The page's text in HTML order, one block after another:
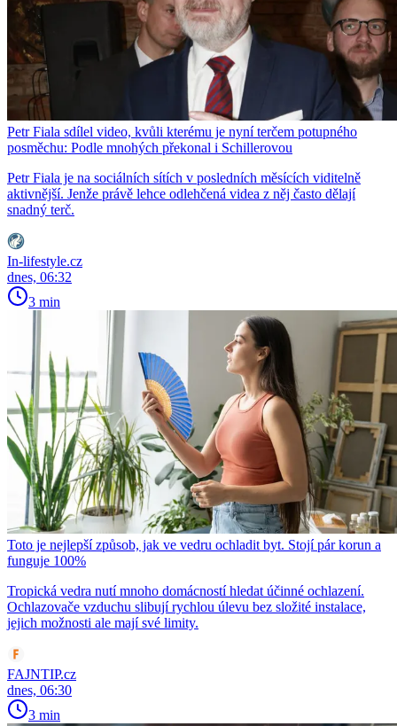
Petr Fiala sdílel video, kvůli kterému je nyní terčem potupného
posměchu: Podle mnohých překonal i Schillerovou
Petr Fiala je na sociálních sítích v posledních měsících viditelně
aktivnější. Jenže právě lehce odlehčená videa z něj často dělají
snadný terč.
In-lifestyle.cz
dnes, 06:32
3 min
Toto je nejlepší způsob, jak ve vedru ochladit byt. Stojí pár korun a
funguje 100%
Tropická vedra nutí mnoho domácností hledat účinné ochlazení.
Ochlazovače vzduchu slibují rychlou úlevu bez složité instalace,
jejich možnosti ale mají své limity.
FAJNTIP.cz
dnes, 06:30
3 min